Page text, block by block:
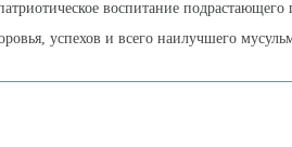
воспитание подрастающего
успехов и всего наилучшего